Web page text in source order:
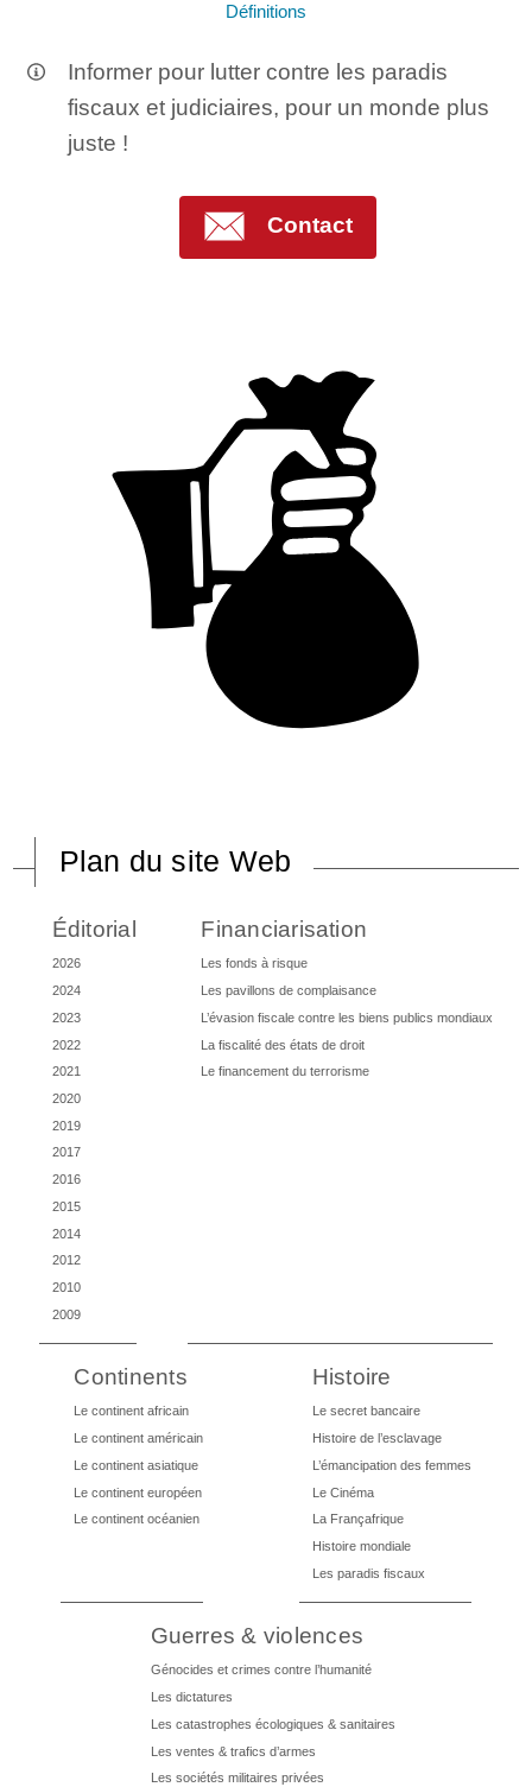
Définitions
Informer pour lutter contre les paradis
fiscaux et judiciaires, pour un monde plus
juste !
Contact
Plan du site Web
Éditorial
2026
2024
2023
2022
2021
2020
2019
2017
2016
2015
2014
2012
2010
2009
Financiarisation
Les fonds à risque
Les pavillons de complaisance
L’évasion fiscale contre les biens publics mondiaux
La fiscalité des états de droit
Le financement du terrorisme
Continents
Le continent africain
Le continent américain
Le continent asiatique
Le continent européen
Le continent océanien
Histoire
Le secret bancaire
Histoire de l’esclavage
L’émancipation des femmes
Le Cinéma
La Françafrique
Histoire mondiale
Les paradis fiscaux
Guerres & violences
Génocides et crimes contre l’humanité
Les dictatures
Les catastrophes écologiques & sanitaires
Les ventes & trafics d’armes
Les sociétés militaires privées